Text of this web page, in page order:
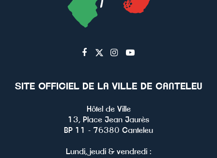
Lien
le
Facebook
Lien
le
Twitter
Lien
le
Instagram
Lien
la
Youtube
SITE OFFICIEL DE LA VILLE DE CANTELEU
Hôtel de Ville
13, Place Jean Jaurès
BP 11 - 76380 Canteleu
Lundi, jeudi & vendredi :